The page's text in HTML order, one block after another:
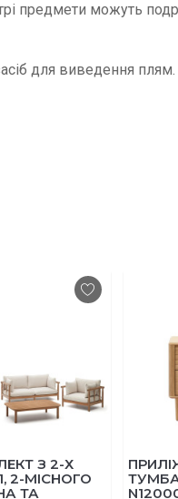
предмети можуть
для виведення плям.
2-Х
ТУМБА